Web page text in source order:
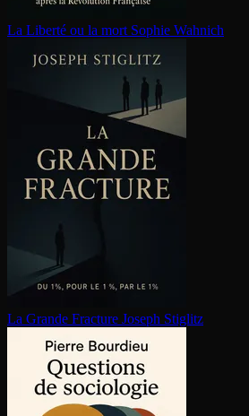
La Liberté ou la mort Sophie Wahnich
La Grande Fracture Joseph Stiglitz